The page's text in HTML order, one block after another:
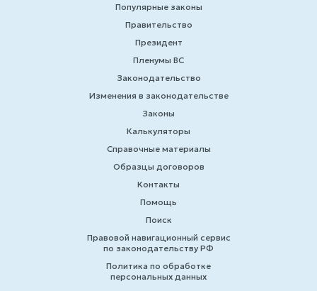
Популярные законы
Правительство
Президент
Пленумы ВС
Законодательство
Изменения в законодательстве
Законы
Калькуляторы
Справочные материалы
Образцы договоров
Контакты
Помощь
Поиск
Правовой навигационный сервис
по законодательству РФ
Политика по обработке
персональных данных